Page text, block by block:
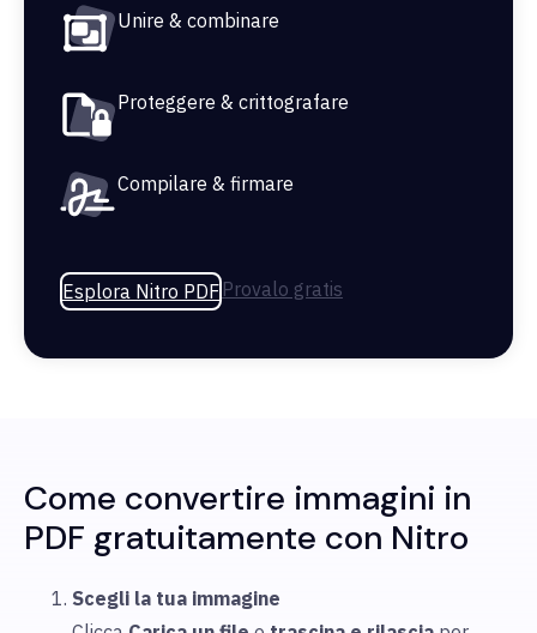
Unire & combinare
Proteggere & crittografare
Compilare & firmare
Esplora Nitro PDF Provalo gratis
Come convertire immagini in
PDF gratuitamente con Nitro
Scegli la tua immagine